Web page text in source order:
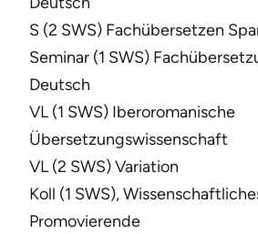
S (2 SWS) Fachübersetzen
Seminar (1 SWS)
Deutsch
VL (1 SWS) Iberoromanische
Übersetzungswissenschaft
VL (2 SWS) Variation
Koll (1 SWS),
Promovierende